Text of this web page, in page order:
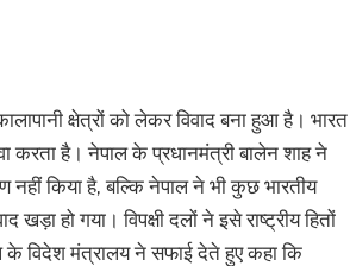
क्षेत्रों को लेकर विवाद बना हुआ है। भारत
करता है। नेपाल के प्रधानमंत्री बालेन शाह ने
किया है, बल्कि नेपाल ने भी कुछ भारतीय
हो गया। विपक्षी दलों ने इसे राष्ट्रीय हितों
के विदेश मंत्रालय ने सफाई देते हुए कहा कि